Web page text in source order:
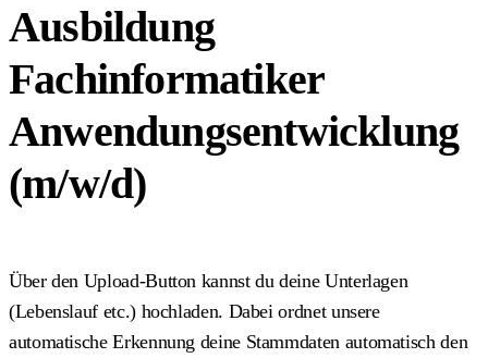
Ausbildung
Fachinformatiker
Anwendungsentwicklung
(m/w/d)
Über den Upload-Button kannst du deine Unterlagen
(Lebenslauf etc.) hochladen. Dabei ordnet unsere
automatische Erkennung deine Stammdaten automatisch den